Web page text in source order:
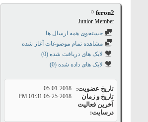
feron2
Junior Member
جستجوی همه ارسال ها
مشاهده تمام موضوعات آغاز شده
لایک های دریافت شده (0)
لایک های داده شده (0)
تاریخ عضویت 05-01-2018
تاریخ و زمان
آخرین فعالیت
درسایت
05-25-2018
01:31 PM